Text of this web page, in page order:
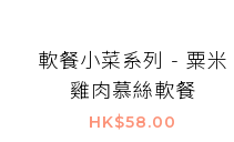
軟餐小菜系列 - 粟米
雞肉慕絲軟餐
HK$58.00